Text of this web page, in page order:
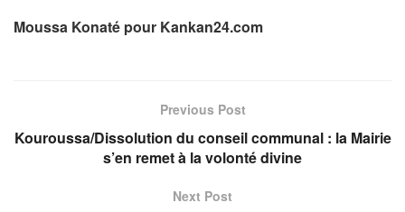
Moussa Konaté pour Kankan24.com
Previous Post
Kouroussa/Dissolution du conseil communal : la Mairie
s’en remet à la volonté divine
Next Post